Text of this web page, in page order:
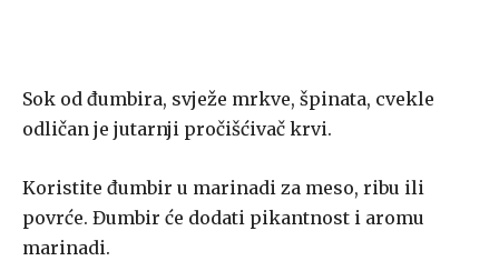
Sok od đumbira, svježe mrkve, špinata, cvekle
odličan je jutarnji pročišćivač krvi.
Koristite đumbir u marinadi za meso, ribu ili
povrće. Đumbir će dodati pikantnost i aromu
marinadi.